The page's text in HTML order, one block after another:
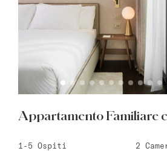
Appartamento Familiare
1-5 Ospiti 2